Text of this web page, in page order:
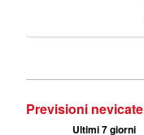
Previsioni nevicate
Ultimi 7 giorni